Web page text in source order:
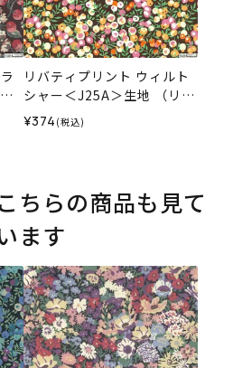
リバティプリント ウィルト
シャー＜J25A＞生地 （リバ
ティ・ファブリックス）202
¥374 (税込)
ちらの商品も見て
ます